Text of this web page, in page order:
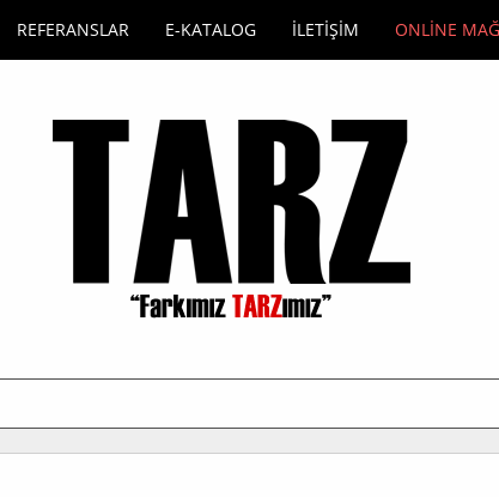
REFERANSLAR E-KATALOG İLETİŞİM ONLİNE